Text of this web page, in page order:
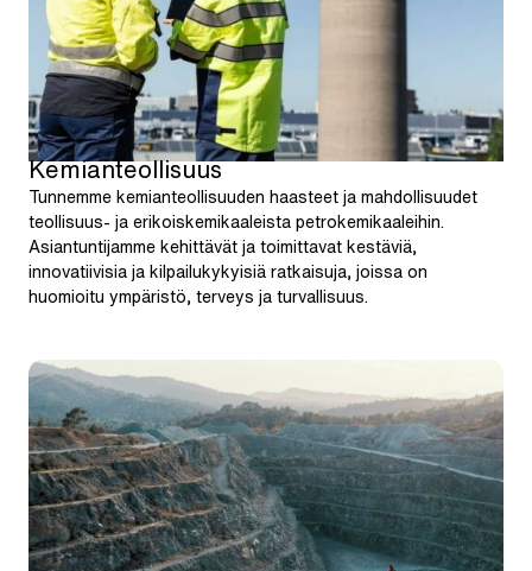
Kemianteollisuus
Tunnemme kemianteollisuuden haasteet ja mahdollisuudet
teollisuus- ja erikoiskemikaaleista petrokemikaaleihin.
Asiantuntijamme kehittävät ja toimittavat kestäviä,
innovatiivisia ja kilpailukykyisiä ratkaisuja, joissa on
huomioitu ympäristö, terveys ja turvallisuus.